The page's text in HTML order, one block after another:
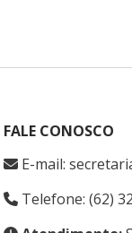
FALE CONOSCO
E-mail:
Telefone: (62)